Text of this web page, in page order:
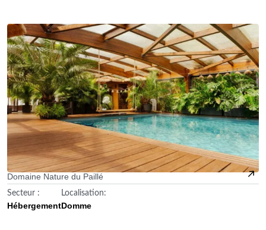
Domaine Nature du Paillé
Secteur :
Hébergement
Localisation:
Domme